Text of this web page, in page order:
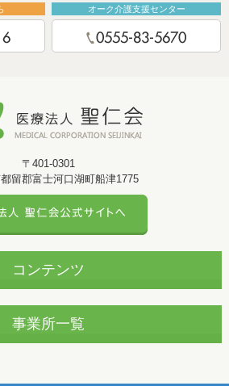
オーク介護支援センター
〒401-0301
留郡富士河口湖町船津1775
コンテンツ
事業所一覧